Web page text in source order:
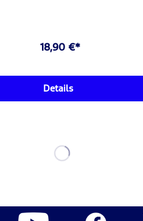
18,90 €*
Details